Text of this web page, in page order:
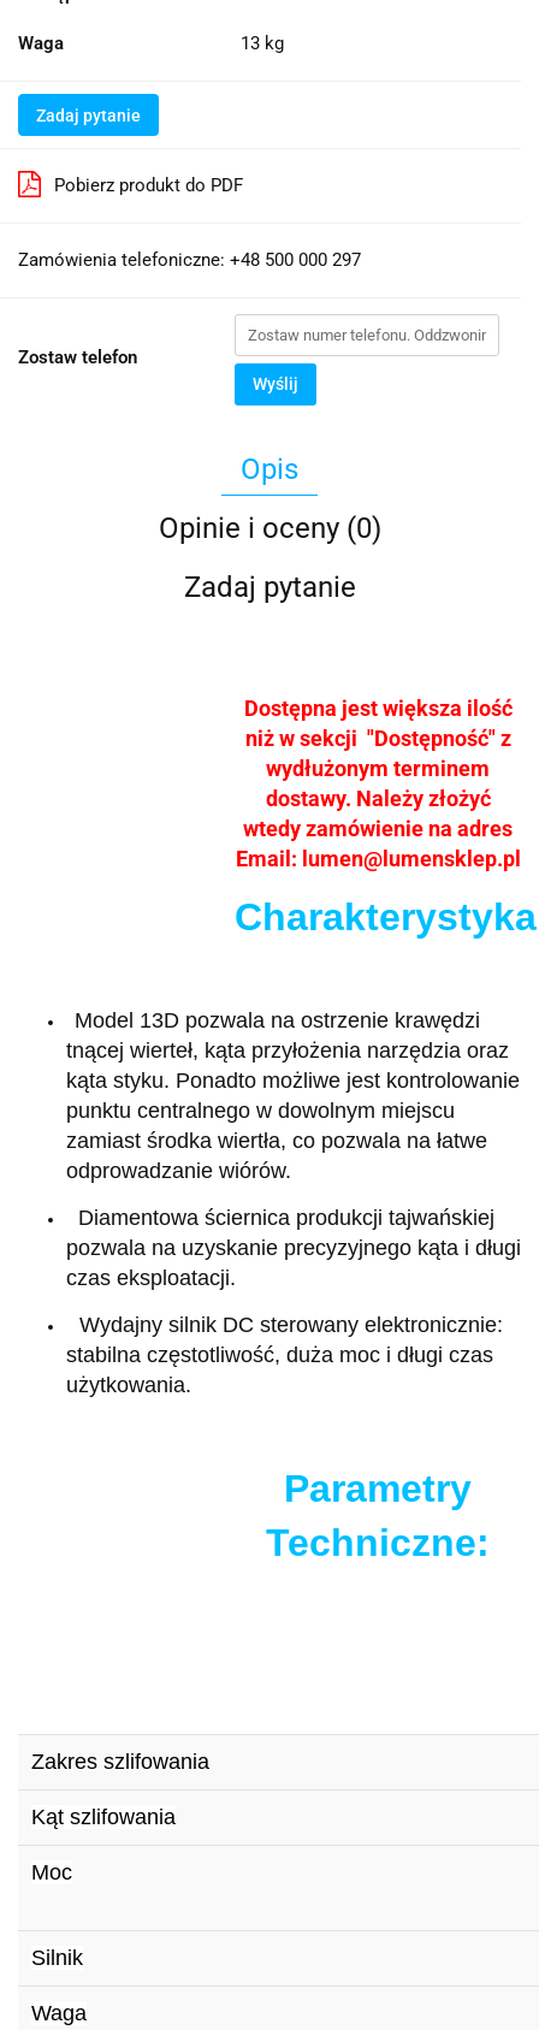
Waga 13 kg
Zadaj pytanie
Pobierz produkt do PDF
Zamówienia telefoniczne: +48 500 000 297
Zostaw telefon
Wyślij
Opis
Opinie i oceny (0)
Zadaj pytanie
Dostępna jest większa ilość
niż w sekcji "Dostępność" z
wydłużonym terminem
dostawy. Należy złożyć
wtedy zamówienie na adres
Email: lumen@lumensklep.pl
Model 13D pozwala na ostrzenie krawędzi
tnącej wierteł, kąta przyłożenia narzędzia oraz
kąta styku. Ponadto możliwe jest kontrolowanie
punktu centralnego w dowolnym miejscu
zamiast środka wiertła, co pozwala na łatwe
odprowadzanie wiórów.
Diamentowa ściernica produkcji tajwańskiej
pozwala na uzyskanie precyzyjnego kąta i długi
czas eksploatacji.
Wydajny silnik DC sterowany elektronicznie:
stabilna częstotliwość, duża moc i długi czas
użytkowania.
Parametry
Techniczne:
Zakres szlifowania
Kąt szlifowania
Moc
Silnik
Waga